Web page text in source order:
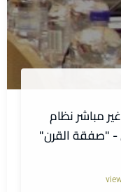
مباشر نظام
"صفقة القرن"